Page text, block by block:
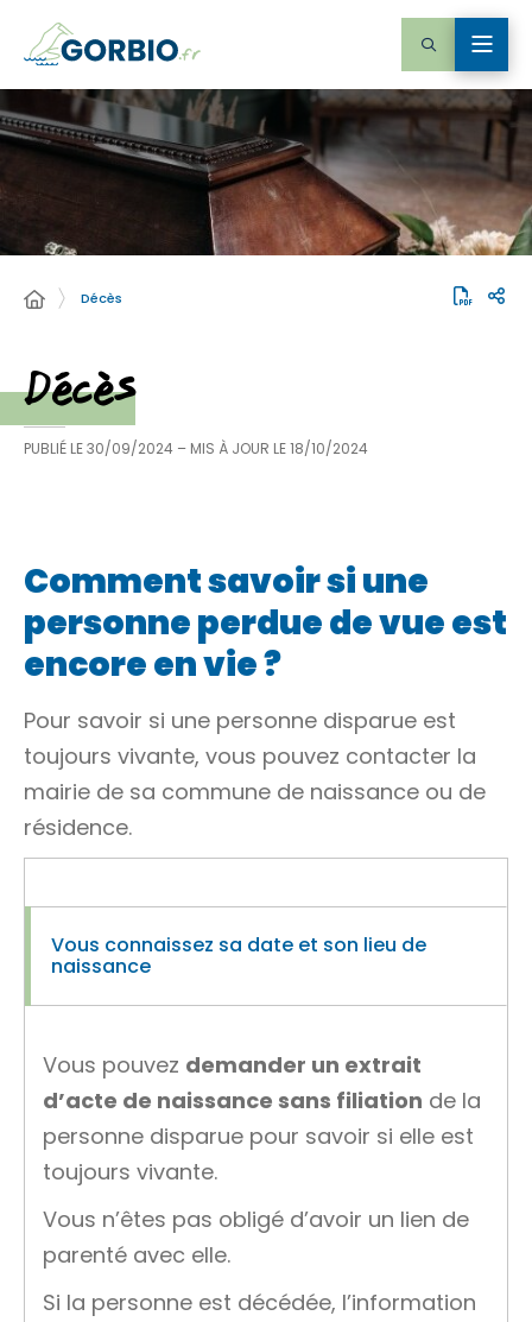
Décès
Décès
PUBLIÉ LE30/09/2024 – MIS À JOUR LE18/10/2024
Comment savoir si une
personne perdue de vue est
encore en vie ?
Pour savoir si une personne disparue est
toujours vivante, vous pouvez contacter la
mairie de sa commune de naissance ou de
résidence.
Vous connaissez sa date et son lieu de
naissance
Vous pouvez demander un extrait
d’acte de naissance sans filiation de la
personne disparue pour savoir si elle est
toujours vivante.
Vous n’êtes pas obligé d’avoir un lien de
parenté avec elle.
Si la personne est décédée, l’information